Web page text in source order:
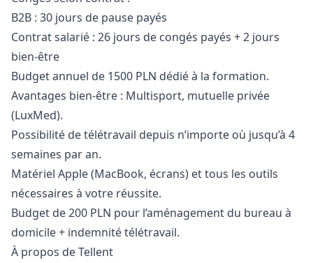
B2B : 30 jours de pause payés
Contrat salarié : 26 jours de congés payés + 2 jours
bien-être
Budget annuel de 1500 PLN dédié à la formation.
Avantages bien-être : Multisport, mutuelle privée
(LuxMed).
Possibilité de télétravail depuis n’importe où jusqu’à 4
semaines par an.
Matériel Apple (MacBook, écrans) et tous les outils
nécessaires à votre réussite.
Budget de 200 PLN pour l’aménagement du bureau à
domicile + indemnité télétravail.
À propos de Tellent